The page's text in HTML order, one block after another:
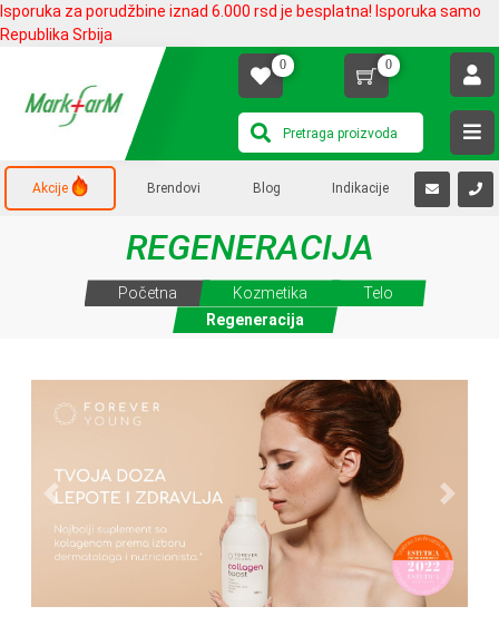
Isporuka za porudžbine iznad 6.000 rsd je besplatna! Isporuka samo
Republika Srbija
0 0
Akcije Brendovi Blog Indikacije
REGENERACIJA
Početna Kozmetika
Telo
Regeneracija
Previous Next